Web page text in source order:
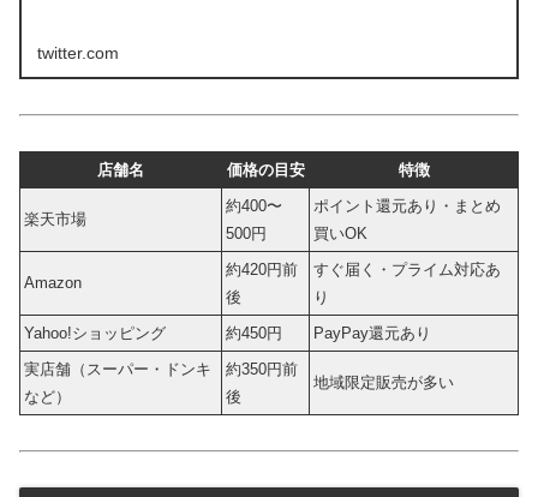
twitter.com
店舗名 価格の目安 特徴
楽天市場
約400〜
500円
ポイント還元あり・まとめ
買いOK
Amazon
約420円前
後
すぐ届く・プライム対応あ
り
Yahoo!ショッピング
約450円
PayPay還元あり
実店舗（スーパー・ドンキ
など）
約350円前
後
地域限定販売が多い